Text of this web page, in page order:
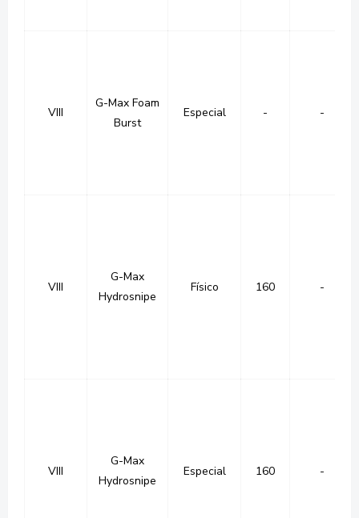
VIII
G-Max Foam
Burst
Especial - -
VIII
G-Max
Hydrosnipe
Físico 160 -
VIII
G-Max
Hydrosnipe
Especial 160 -